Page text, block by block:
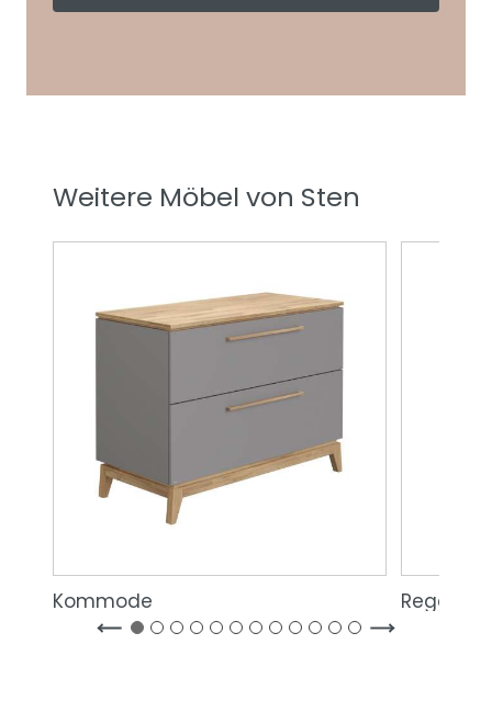
Weitere Möbel von Sten
Kommode Regale